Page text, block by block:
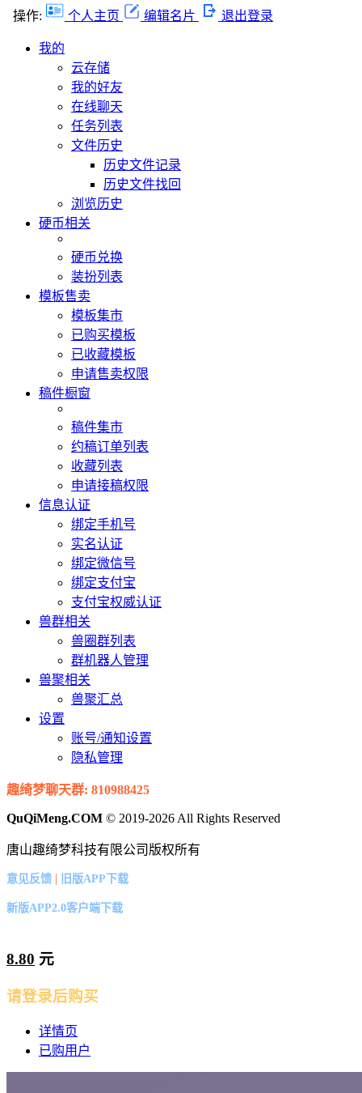
操作: 个人主页 编辑名片 退出登录
我的
云存储
我的好友
在线聊天
任务列表
文件历史
历史文件记录
历史文件找回
浏览历史
硬币相关
硬币兑换
装扮列表
模板售卖
模板集市
已购买模板
已收藏模板
申请售卖权限
稿件橱窗
稿件集市
约稿订单列表
收藏列表
申请接稿权限
信息认证
绑定手机号
实名认证
绑定微信号
绑定支付宝
支付宝权威认证
兽群相关
兽圈群列表
群机器人管理
兽聚相关
兽聚汇总
设置
账号/通知设置
隐私管理
趣绮梦聊天群: 810988425
QuQiMeng.COM © 2019-2026 All Rights Reserved
唐山趣绮梦科技有限公司版权所有
意见反馈 | 旧版APP下载
新版APP2.0客户端下载
8.80 元
请登录后购买
详情页
已购用户